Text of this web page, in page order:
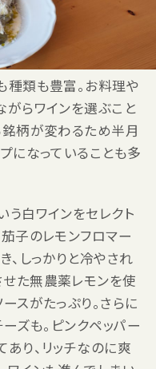
類も豊富。お料理や
がらワインを選ぶこと
銘柄が変わるため半月
になっていることも多
白ワインをセレクト
子のレモンフロマー
、しっかりと冷やされ
た無農薬レモンを使
スがたっぷり。さらに
ズも。ピンクペッパー
り、リッチなのに爽